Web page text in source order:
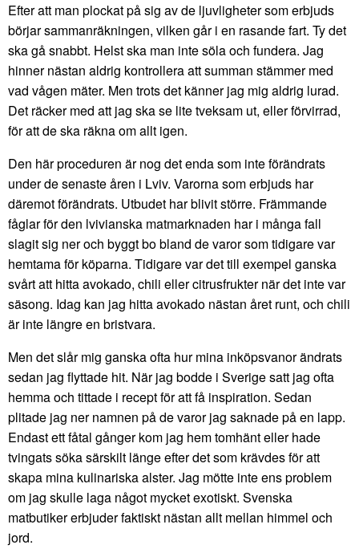
Efter att man plockat på sig av de ljuvligheter som erbjuds
börjar sammanräkningen, vilken går i en rasande fart. Ty det
ska gå snabbt. Helst ska man inte söla och fundera. Jag
hinner nästan aldrig kontrollera att summan stämmer med
vad vågen mäter. Men trots det känner jag mig aldrig lurad.
Det räcker med att jag ska se lite tveksam ut, eller förvirrad,
för att de ska räkna om allt igen.
Den här proceduren är nog det enda som inte förändrats
under de senaste åren i Lviv. Varorna som erbjuds har
däremot förändrats. Utbudet har blivit större. Främmande
fåglar för den lvivianska matmarknaden har i många fall
slagit sig ner och byggt bo bland de varor som tidigare var
hemtama för köparna. Tidigare var det till exempel ganska
svårt att hitta avokado, chili eller citrusfrukter när det inte var
säsong. Idag kan jag hitta avokado nästan året runt, och chili
är inte längre en bristvara.
Men det slår mig ganska ofta hur mina inköpsvanor ändrats
sedan jag flyttade hit. När jag bodde i Sverige satt jag ofta
hemma och tittade i recept för att få inspiration. Sedan
plitade jag ner namnen på de varor jag saknade på en lapp.
Endast ett fåtal gånger kom jag hem tomhänt eller hade
tvingats söka särskilt länge efter det som krävdes för att
skapa mina kulinariska alster. Jag mötte inte ens problem
om jag skulle laga något mycket exotiskt. Svenska
matbutiker erbjuder faktiskt nästan allt mellan himmel och
jord.